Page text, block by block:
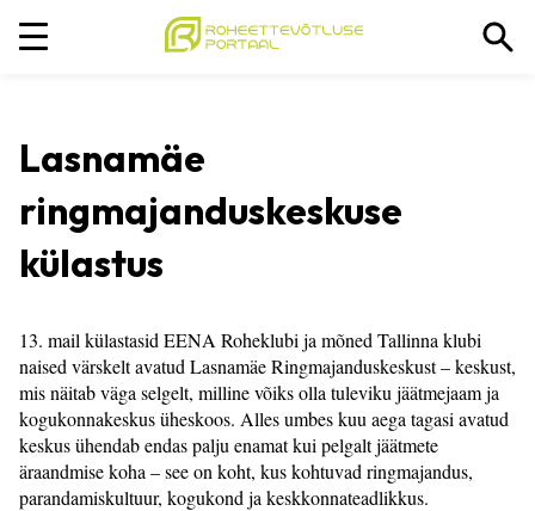
Lasnamäe
ringmajanduskeskuse
külastus
13. mail külastasid EENA Roheklubi ja mõned Tallinna klubi
naised värskelt avatud Lasnamäe Ringmajanduskeskust – keskust,
mis näitab väga selgelt, milline võiks olla tuleviku jäätmejaam ja
kogukonnakeskus üheskoos. Alles umbes kuu aega tagasi avatud
keskus ühendab endas palju enamat kui pelgalt jäätmete
äraandmise koha – see on koht, kus kohtuvad ringmajandus,
parandamiskultuur, kogukond ja keskkonnateadlikkus.